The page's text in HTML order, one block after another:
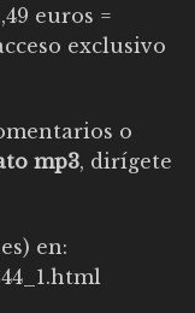
euros =
exclusivo
o
mp3, dirígete
en: